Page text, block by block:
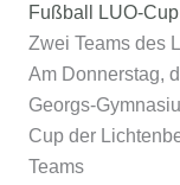
Fußball LUO-
Zwei Teams des
Am Donnerstag,
Georgs-
Cup der
Teams